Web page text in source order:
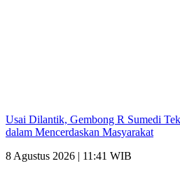
Usai Dilantik, Gembong R Sumedi
dalam Mencerdaskan Masyarakat
8 Agustus 2026 | 11:41 WIB